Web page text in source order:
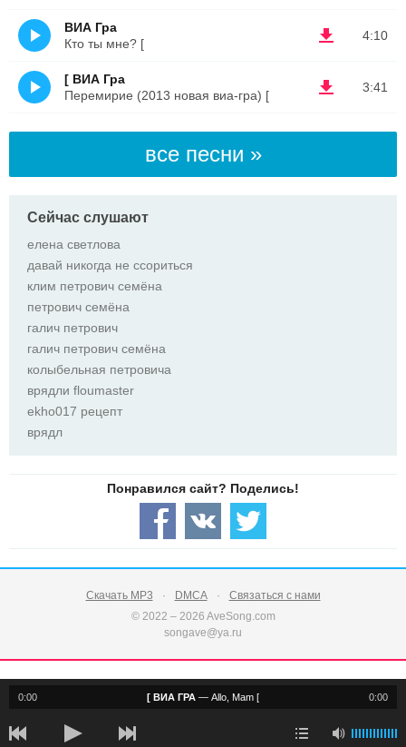
4:10
ВИА Гра
Кто ты мне? [
3:41
[ ВИА Гра
Перемирие (2013 новая виа-гра) [
все песни »
Сейчас слушают
елена светлова
давай никогда не ссориться
клим петрович семёна
петрович семёна
галич петрович
галич петрович семёна
колыбельная петровича
врядли floumaster
ekho017 рецепт
врядл
Скачать MP3 DMCA
Связаться с нами
© 2022 – 2026 AveSong.com
songave@ya.ru
0:00 0:00
[ ВИА ГРА — Allo, Mam [